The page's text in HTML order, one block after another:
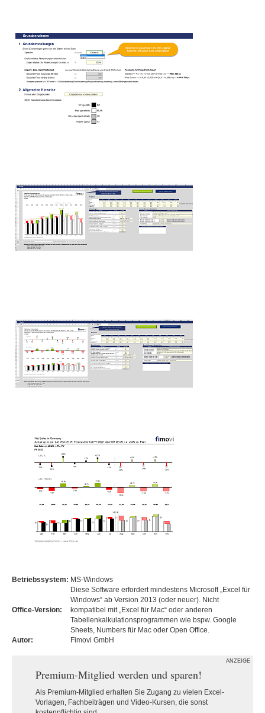
Betriebssystem: MS-Windows
Office-Version:
Diese Software erfordert mindestens Microsoft „Excel für
Windows“ ab Version 2013 (oder neuer). Nicht
kompatibel mit „Excel für Mac“ oder anderen
Tabellenkalkulationsprogrammen wie bspw. Google
Sheets, Numbers für Mac oder Open Office.
Autor:
Fimovi GmbH
ANZEIGE
Premium-Mitglied werden und sparen!
Als Premium-Mitglied erhalten Sie Zugang zu vielen Excel-
Vorlagen, Fachbeiträgen und Video-Kursen, die sonst